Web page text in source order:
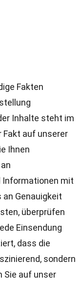
Fakten
Inhalte steht im
auf unserer
Ihnen
Informationen mit
an Genauigkeit
überprüfen
Einsendung
dass die
sondern
Sie auf unser